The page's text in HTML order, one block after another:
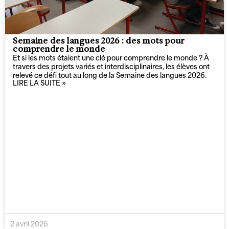
Semaine des langues 2026 : des mots pour
comprendre le monde​
Et si les mots étaient une clé pour comprendre le monde ? À
travers des projets variés et interdisciplinaires, les élèves ont
relevé ce défi tout au long de la Semaine des langues 2026.
LIRE LA SUITE »
2 avril 2026